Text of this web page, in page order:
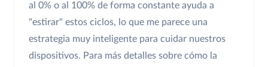
al 0% o al 100% de forma constante ayuda a
"estirar" estos ciclos, lo que me parece una
estrategia muy inteligente para cuidar nuestros
dispositivos. Para más detalles sobre cómo la